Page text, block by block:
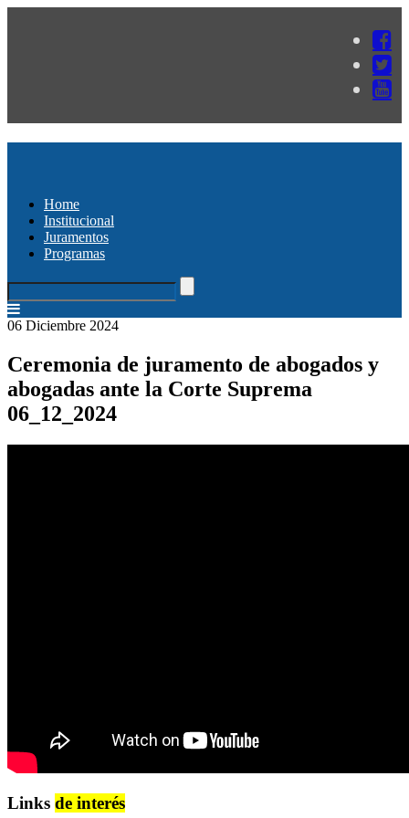
Home
Institucional
Juramentos
Programas
06 Diciembre 2024
Ceremonia de juramento de abogados y
abogadas ante la Corte Suprema
06_12_2024
Links de interés